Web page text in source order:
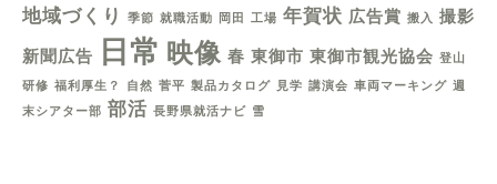
地域づくり 季節 就職活動 岡田 工場 年賀状 広告賞 搬入 撮影
新聞広告 日常 映像 春 東御市 東御市観光協会 登山
研修 福利厚生？ 自然 菅平 製品カタログ 見学 講演会 車両マーキング 週
末シアター部 部活 長野県就活ナビ 雪